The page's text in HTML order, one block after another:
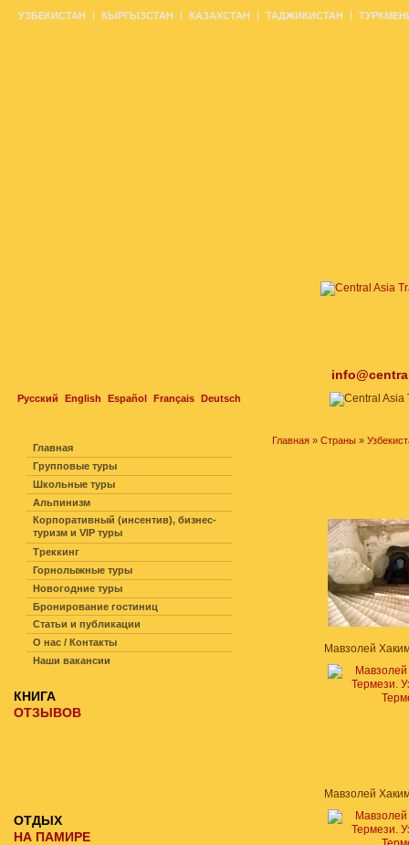
Русский English Español Français Deutsch
УЗБЕКИСТАН КЫРГЫЗСТАН КАЗАХСТАН ТАДЖИКИСТАН
Главная » Страны »
Главная
Групповые туры
Школьные туры
Альпинизм
Корпоративный (инсентив), бизнес-
туризм и VIP туры
Треккинг
Горнолыжные туры
Новогодние туры
Бронирование гостиниц
Статьи и публикации
О нас / Контакты
Наши вакансии
КНИГА
ОТЗЫВОВ
ОТДЫХ
НА ПАМИРЕ